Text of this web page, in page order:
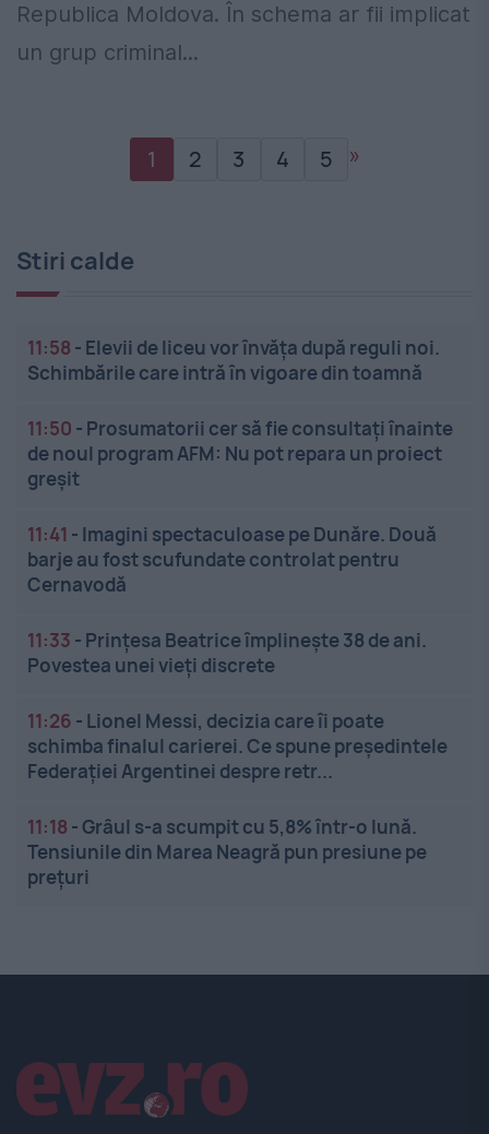
Republica Moldova. În schema ar fii implicat
un grup criminal...
1 2 3 4 5 »
Stiri calde
11:58 - Elevii de liceu vor învăța după reguli noi.
Schimbările care intră în vigoare din toamnă
11:50 - Prosumatorii cer să fie consultați înainte
de noul program AFM: Nu pot repara un proiect
greșit
11:41 - Imagini spectaculoase pe Dunăre. Două
barje au fost scufundate controlat pentru
Cernavodă
11:33 - Prințesa Beatrice împlinește 38 de ani.
Povestea unei vieți discrete
11:26 - Lionel Messi, decizia care îi poate
schimba finalul carierei. Ce spune președintele
Federației Argentinei despre retr...
11:18 -Grâul s-a scumpit cu 5,8% într-o lună.
Tensiunile din Marea Neagră pun presiune pe
prețuri
Linkuri utile